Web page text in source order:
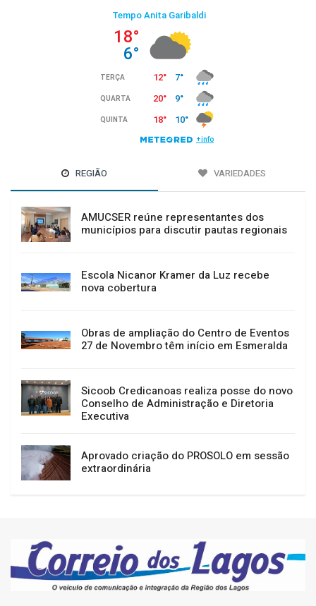
REGIÃO VARIEDADES
AMUCSER reúne representantes dos
municípios para discutir pautas regionais
Escola Nicanor Kramer da Luz recebe
nova cobertura
Obras de ampliação do Centro de Eventos
27 de Novembro têm início em Esmeralda
Sicoob Credicanoas realiza posse do novo
Conselho de Administração e Diretoria
Executiva
Aprovado criação do PROSOLO em sessão
extraordinária